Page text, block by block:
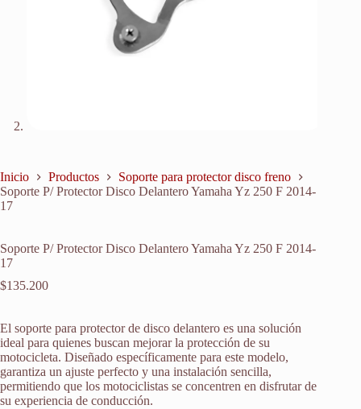
Inicio Productos
Soporte para protector disco freno
Soporte P/ Protector Disco Delantero Yamaha Yz 250 F 2014-
17
Soporte P/ Protector Disco Delantero Yamaha Yz 250 F 2014-
17
$135.200
El soporte para protector de disco delantero es una solución
ideal para quienes buscan mejorar la protección de su
motocicleta. Diseñado específicamente para este modelo,
garantiza un ajuste perfecto y una instalación sencilla,
permitiendo que los motociclistas se concentren en disfrutar de
su experiencia de conducción.